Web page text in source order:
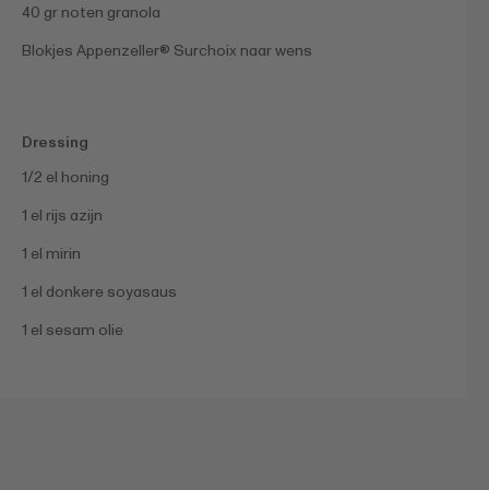
40 gr noten granola
Blokjes Appenzeller® Surchoix naar wens
Dressing
1/2 el honing
1 el rijs azijn
1 el mirin
1 el donkere soyasaus
1 el sesam olie